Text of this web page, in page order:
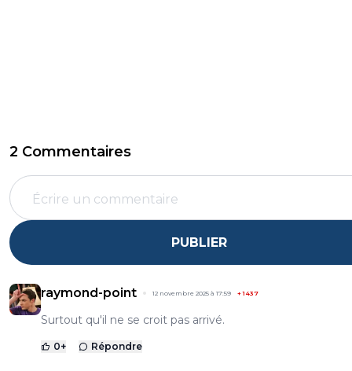
2 Commentaires
PUBLIER
raymond-point 12 novembre 2025 à 17:59 +1437
Surtout qu'il ne se croit pas arrivé.
0+ Répondre